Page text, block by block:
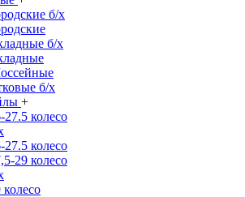
б/х
б/х
б/х
+
27.5 колесо
27.5 колесо
29 колесо
колесо